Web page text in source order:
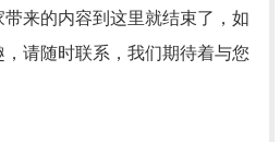
来的内容到这里就结束了，如
请随时联系，我们期待着与您